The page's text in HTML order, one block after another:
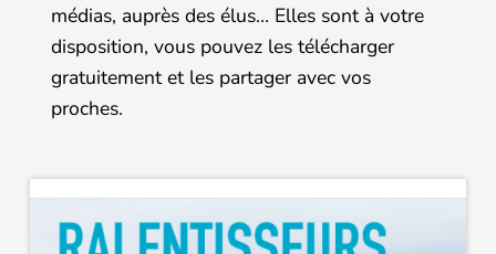
médias, auprès des élus… Elles sont à votre
disposition, vous pouvez les télécharger
gratuitement et les partager avec vos
proches.